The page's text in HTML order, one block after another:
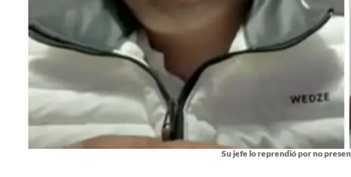
Su jefe lo reprendió por no